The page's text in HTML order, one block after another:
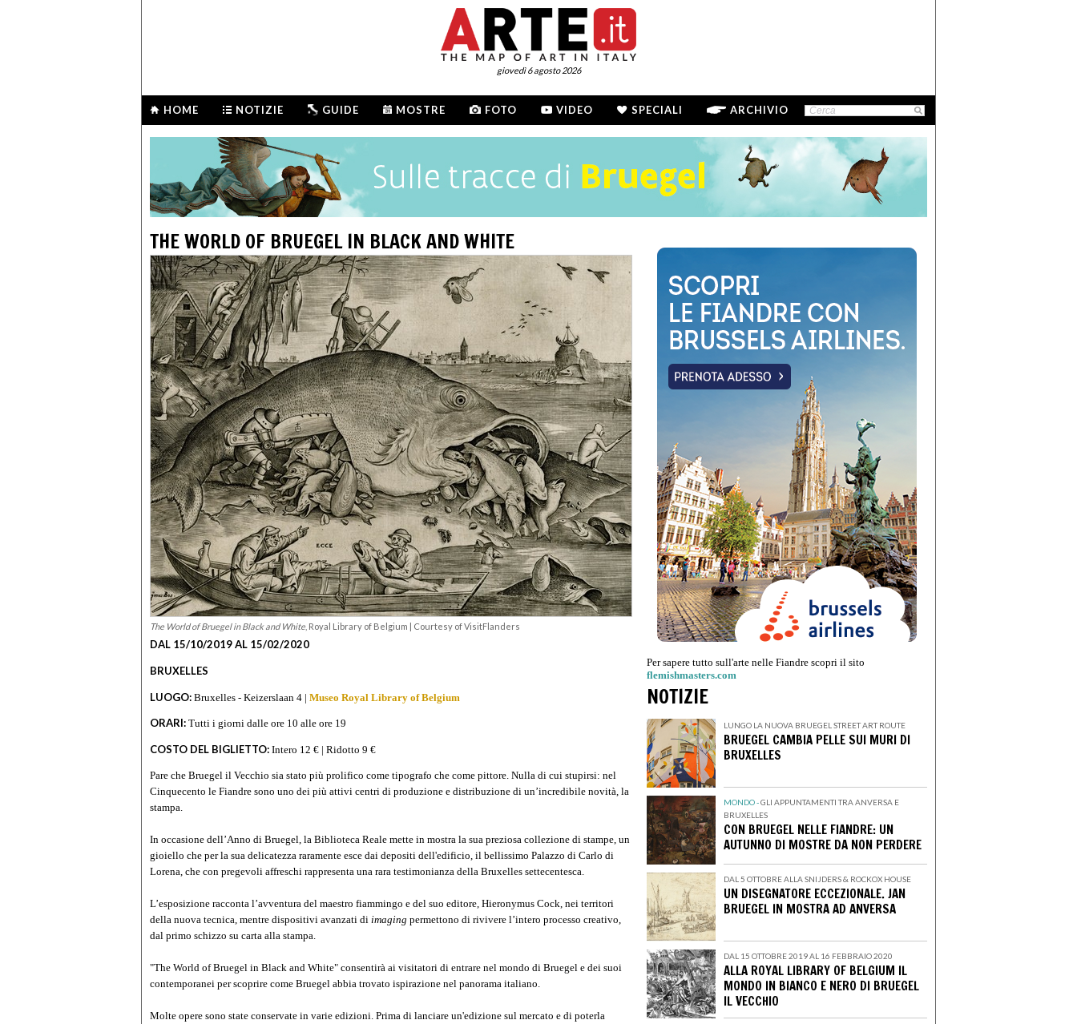
giovedì 6 agosto 2026
HOME NOTIZIE GUIDE MOSTRE FOTO VIDEO SPECIALI ARCHIVIO
THE WORLD OF BRUEGEL IN BLACK AND WHITE
The World of Bruegel in Black and White , Royal Library of Belgium | Courtesy of VisitFlanders
DAL 15/10/2019 AL 15/02/2020
BRUXELLES
LUOGO: Bruxelles - Keizerslaan 4 | Museo Royal Library of Belgium
ORARI: Tutti i giorni dalle ore 10 alle ore 19
COSTO DEL BIGLIETTO: Intero 12 € | Ridotto 9 €
Pare che Bruegel il Vecchio sia stato più prolifico come tipografo che come pittore. Nulla di cui stupirsi: nel
Cinquecento le Fiandre sono uno dei più attivi centri di produzione e distribuzione di un’incredibile novità, la
stampa.
In occasione dell’Anno di Bruegel, la Biblioteca Reale mette in mostra la sua preziosa collezione di stampe, un
gioiello che per la sua delicatezza raramente esce dai depositi dell'edificio, il bellissimo Palazzo di Carlo di
Lorena, che con pregevoli affreschi rappresenta una rara testimonianza della Bruxelles settecentesca.
L’esposizione racconta l’avventura del maestro fiammingo e del suo editore, Hieronymus Cock, nei territori
della nuova tecnica, mentre dispositivi avanzati di imaging permettono di rivivere l’intero processo creativo,
dal primo schizzo su carta alla stampa.
"The World of Bruegel in Black and White" consentirà ai visitatori di entrare nel mondo di Bruegel e dei suoi
contemporanei per scoprire come Bruegel abbia trovato ispirazione nel panorama italiano.
Molte opere sono state conservate in varie edizioni. Prima di lanciare un'edizione sul mercato e di poterla
Per sapere tutto sull'arte nelle Fiandre scopri il sito
flemishmasters.com
NOTIZIE
LUNGO LA NUOVA BRUEGEL STREET ART ROUTE
BRUEGEL CAMBIA PELLE SUI MURI DI
BRUXELLES
MONDO -GLI APPUNTAMENTI TRA ANVERSA E
BRUXELLES
CON BRUEGEL NELLE FIANDRE: UN
AUTUNNO DI MOSTRE DA NON PERDERE
DAL 5 OTTOBRE ALLA SNIJDERS & ROCKOX HOUSE
UN DISEGNATORE ECCEZIONALE. JAN
BRUEGEL IN MOSTRA AD ANVERSA
DAL 15 OTTOBRE 2019 AL 16 FEBBRAIO 2020
ALLA ROYAL LIBRARY OF BELGIUM IL
MONDO IN BIANCO E NERO DI BRUEGEL
IL VECCHIO